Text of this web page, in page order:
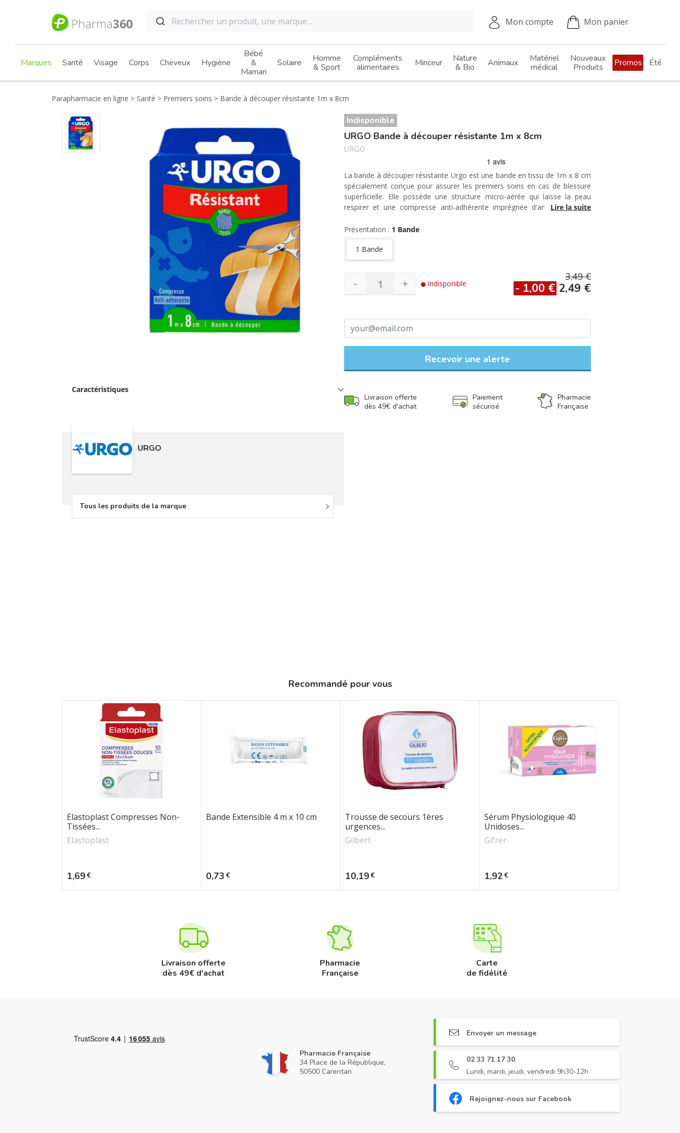
Mon compte Mon panier
Marques Santé Visage Corps Cheveux Hygiène
Bébé
&
Maman
Solaire
Homme
& Sport
Compléments
alimentaires
Minceur
Nature
& Bio
Animaux
Matériel
médical
Nouveaux
Produits
Promos Été
Parapharmacie en ligne Santé Premiers soins Bande à découper résistante 1m x 8cm
Indisponible
URGO Bande à découper résistante 1m x 8cm
URGO
La bande à découper résistante Urgo est une bande en tissu de 1m x 8 cm
spécialement conçue pour assurer les premiers soins en cas de blessure
superficielle. Elle possède une structure micro-aérée qui laisse la peau
respirer et une compresse anti-adhérente imprégnée d'antiseptique qui
avec des ciseaux afin d'avoir une dimension parfaitement adaptée à la
Lire la suite
Présentation : 1 Bande
1 Bande
Indisponible
- + 3,49 €
- 1,00 € 2,49 €
Recevoir une alerte
Livraison offerte
dès 49€ d'achat
Paiement
sécurisé
Pharmacie
Française
Caractéristiques
URGO
Tous les produits de la marque
Recommandé pour vous
Elastoplast Compresses Non-
Tissées...
Elastoplast
Prix
1,69€
Bande Extensible 4 m x 10 cm
Prix
0,73 €
Trousse de secours 1ères
urgences...
Gilbert
Prix
10,19€
Sérum Physiologique 40
Unidoses...
Gifrer
Prix
1,92 €
Livraison offerte
dès 49€ d'achat
Pharmacie
Française
Carte
de fidélité
Pharmacie Française
34 Place de la République,
50500 Carentan
Envoyer un message
02 33 71 17 30
Lundi, mardi, jeudi, vendredi 9h30-12h
Rejoignez-nous sur Facebook